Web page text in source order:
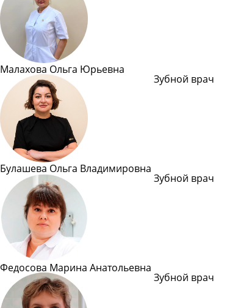
Малахова Ольга Юрьевна
Зубной врач
Булашева Ольга Владимировна
Зубной врач
Федосова Марина Анатольевна
Зубной врач